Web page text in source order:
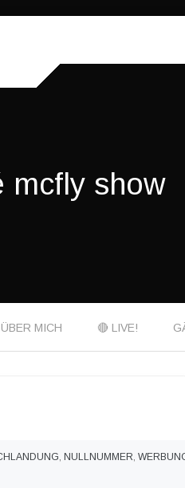
mcfly show
ÜBER MICH 🔴 LIVE!
NULLNUMMER